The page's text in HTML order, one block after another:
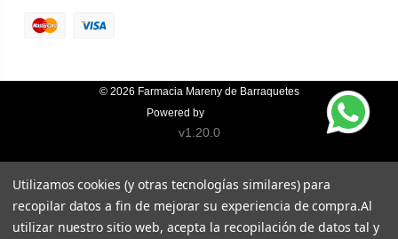
© 2026 Farmacia Mareny de Barraquetes
Powered by
v1.20.0
Utilizamos cookies (y otras tecnologías similares) para
recopilar datos a fin de mejorar su experiencia de compra.Al
utilizar nuestro sitio web, acepta la recopilación de datos tal y